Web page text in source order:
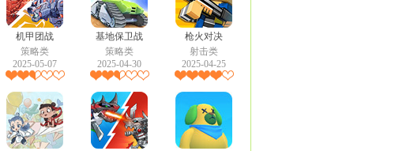
机甲团战
策略类
2025-05-07
基地保卫战
策略类
2025-04-30
枪火对决
射击类
2025-04-25